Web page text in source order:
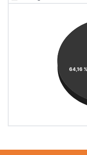
Pie chart
View as
64,16 %